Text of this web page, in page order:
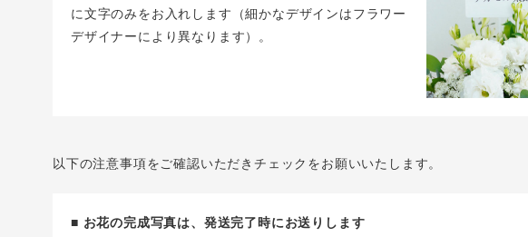
に文字のみをお入れします（細かなデザインはフラワー
デザイナーにより異なります）。
以下の注意事項をご確認いただきチェックをお願いいたします。
■ お花の完成写真は、発送完了時にお送りします